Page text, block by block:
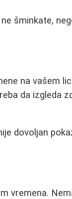
šminkate,
na vašem
da izgleda
dovoljan
vremena.